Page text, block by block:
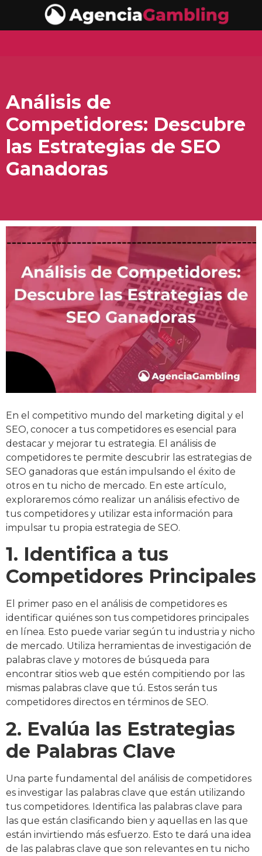
Análisis de
Competidores: Descubre
las Estrategias de SEO
Ganadoras
En el competitivo mundo del marketing digital y el
SEO, conocer a tus competidores es esencial para
destacar y mejorar tu estrategia. El análisis de
competidores te permite descubrir las estrategias de
SEO ganadoras que están impulsando el éxito de
otros en tu nicho de mercado. En este artículo,
exploraremos cómo realizar un análisis efectivo de
tus competidores y utilizar esta información para
impulsar tu propia estrategia de SEO.
1. Identifica a tus
Competidores Principales
El primer paso en el análisis de competidores es
identificar quiénes son tus competidores principales
en línea. Esto puede variar según tu industria y nicho
de mercado. Utiliza herramientas de investigación de
palabras clave y motores de búsqueda para
encontrar sitios web que estén compitiendo por las
mismas palabras clave que tú. Estos serán tus
competidores directos en términos de SEO.
2. Evalúa las Estrategias
de Palabras Clave
Una parte fundamental del análisis de competidores
es investigar las palabras clave que están utilizando
tus competidores. Identifica las palabras clave para
las que están clasificando bien y aquellas en las que
están invirtiendo más esfuerzo. Esto te dará una idea
de las palabras clave que son relevantes en tu nicho